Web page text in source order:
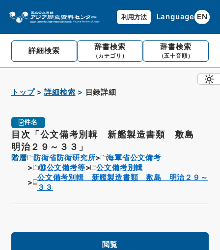
利用方法 Language EN
詳細検索 辞書検索
（カテゴリ）
辞書検索
（五十音順）
トップ 詳細検索 目録詳細
件名
目次「公文備考別輯 新艦製造書類 敷島
明治２９～３３」
階層 防衛省防衛研究所
海軍省公文備考
⑩公文備考等
公文備考別輯
公文備考別輯 新艦製造書類 敷島 明治２９～
３３
閲覧